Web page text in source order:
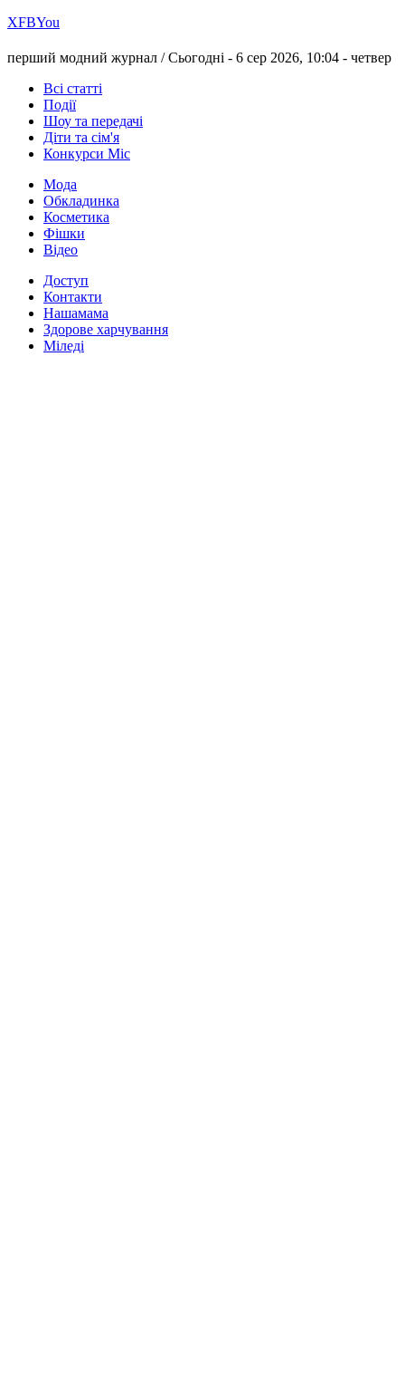
ХFBYou
перший модний журнал /Сьогодні - 6 сер 2026, 10:04 - четвер
Всі статті
Події
Шоу та передачі
Діти та сім'я
Конкурси Міс
Мода
Обкладинка
Косметика
Фішки
Відео
Доступ
Контакти
Нашамама
Здорове харчування
Міледі